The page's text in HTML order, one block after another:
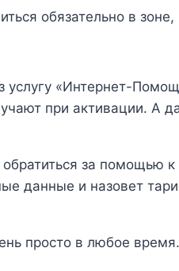
обязательно в зоне,
«Интернет-
при активации. А
за помощью
данные и назовет
просто в любое время.